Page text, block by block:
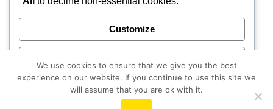
February 2020
December 2019
November 2019
October 2019
Customize
Accept All
We use cookies to ensure that we give you the best
experience on our website. If you continue to use this site we
will assume that you are ok with it.